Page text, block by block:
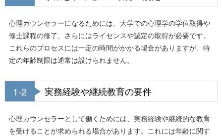
心理カウンセラーになるためには、大学での心理学の学位取得や
修士課程の修了、さらにはライセンスや認定の取得が必要です。
これらのプロセスには一定の時間がかかる場合がありますが、特
定の年齢制限は通常は設けられません。
1-2 実務経験や継続教育の要件
心理カウンセラーとして働くためには、実務経験や継続的な教育
を受けることが求められる場合があります。これには年齢に関す